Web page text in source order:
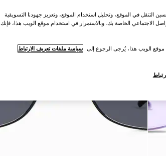
التنقل في الموقع، وتحليل استخدام الموقع، وتعزيز جهودنا التسويقية
الاجتماعي الخاصة بك. وبالاستمرار في استخدام موقع الويب هذا، فإنك
الويب هذا، يُرجى الرجوع إلى سياسة ملفات تعريف الارتباط